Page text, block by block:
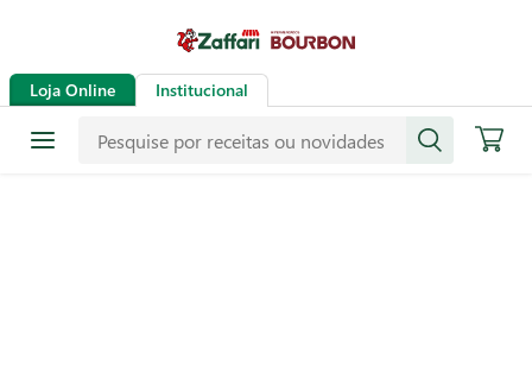
Loja Online Institucional